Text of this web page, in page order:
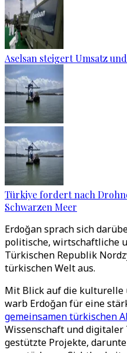
Aselsan steigert Umsatz
Türkiye fordert nach
Schwarzen Meer
Erdoğan sprach sich
politische, wirtschaftliche
Türkischen Republik
türkischen Welt aus.
Mit Blick auf die kulturelle
warb Erdoğan für eine
gemeinsamen türkischen
Wissenschaft und digitaler
gestützte Projekte,